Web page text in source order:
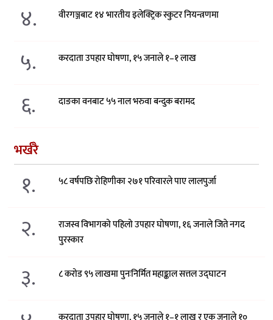
४. वीरगञ्जबाट १४ भारतीय इलेक्ट्रिक स्कुटर नियन्त्रणमा
५. करदाता उपहार घोषणा, १५ जनाले १–१ लाख
६. दाङका वनबाट ५५ नाल भरुवा बन्दुक बरामद
भर्खरै
१. ५८ वर्षपछि रोहिणीका २७१ परिवारले पाए लालपुर्जा
२.
राजस्व विभागको पहिलो उपहार घोषणा, १६ जनाले जिते नगद
पुरस्कार
३. ८ करोड ९५ लाखमा पुनःनिर्मित महाङ्काल सत्तल उद्घाटन